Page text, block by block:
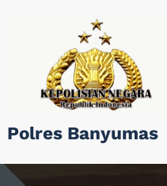
Polres Banyumas